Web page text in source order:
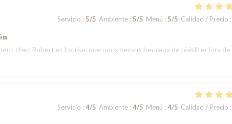
Servicio : 5/5 Ambiente: 5/5 Menú : 5/5 Calidad / Precio :
chez Robert et Louise, que nous serons heureux de rééditer lors de
Servicio : 4/5 Ambiente: 4/5 Menú : 4/5 Calidad / Precio :